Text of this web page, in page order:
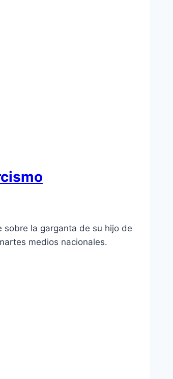
sobre la garganta de su hijo de
medios nacionales.